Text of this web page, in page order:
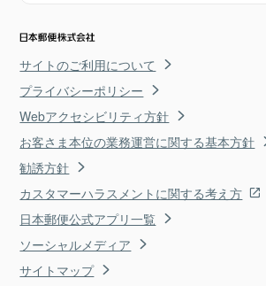
サイトのご利用について
プライバシーポリシー
Webアクセシビリティ方針
お客さま本位の業務運営に関する基本方針
勧誘方針
カスタマーハラスメントに関する考え方
日本郵便公式アプリ一覧
ソーシャルメディア
サイトマップ